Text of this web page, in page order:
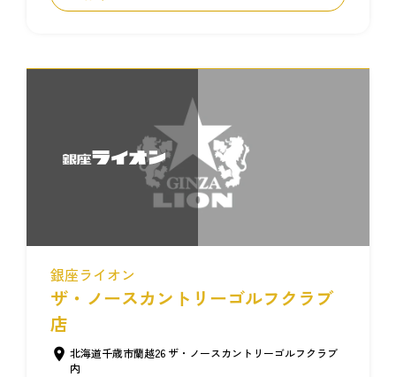
銀座ライオン
ザ・ノースカントリーゴルフクラブ
店
北海道千歳市蘭越26 ザ・ノースカントリーゴルフクラブ
内